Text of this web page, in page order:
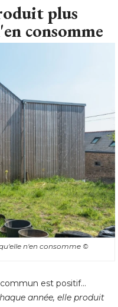
plus
consomme
n'en consomme ©
est positif...
année, elle produit